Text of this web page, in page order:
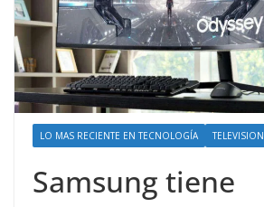
LO MAS RECIENTE EN TECNOLOGÍA TELEVISION
Samsung tiene